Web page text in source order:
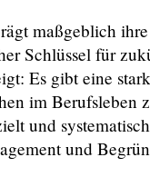
maßgeblich
Schlüssel für
Es gibt eine
im Berufsleben
und
und